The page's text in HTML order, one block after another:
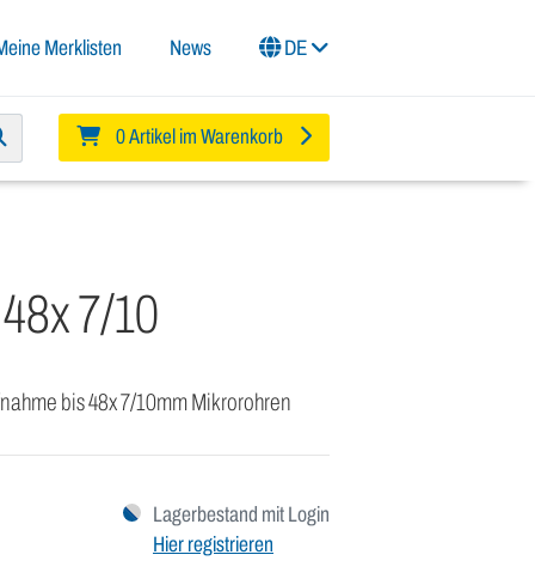
Merklisten News DE
0 Artikel im Warenkorb
7/10
bis 48x 7/10mm Mikrorohren
Lagerbestand mit Login
Hier registrieren